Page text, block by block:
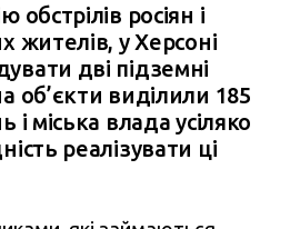
обстрілів росіян і
жителів, у Херсоні
дві підземні
об’єкти виділили 185
і міська влада усіляко
реалізувати ці